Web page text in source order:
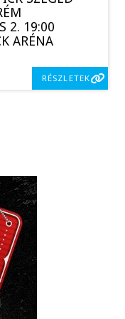
2. 19:00
ARÉNA
RÉSZLETEK